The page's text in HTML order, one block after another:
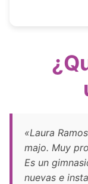
«Laura
majo. Muy
Es un
nuevas e